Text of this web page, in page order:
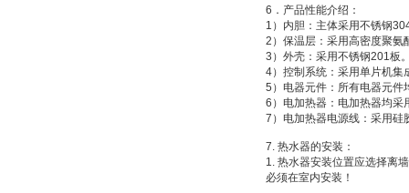
6．产品性能介绍：
1）内胆：主体采用不锈钢
2）保温层：采用高密度聚氨
3）外壳：采用不锈钢201板
4）控制系统：采用单片机集
5）电器元件：所有电器元件
6）电加热器：电加热器均采
7）电加热器电源线：采用硅
7. 热水器的安装：
1. 热水器安装位置应选择离
必须在室内安装！